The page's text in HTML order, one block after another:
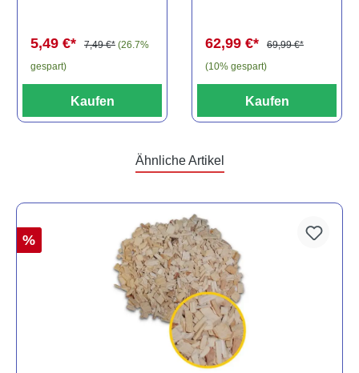
5,49 €* 7,49 €* (26.7%
gespart)
Kaufen
62,99 €*
69,99 €*
(10% gespart)
Kaufen
Ähnliche Artikel
%